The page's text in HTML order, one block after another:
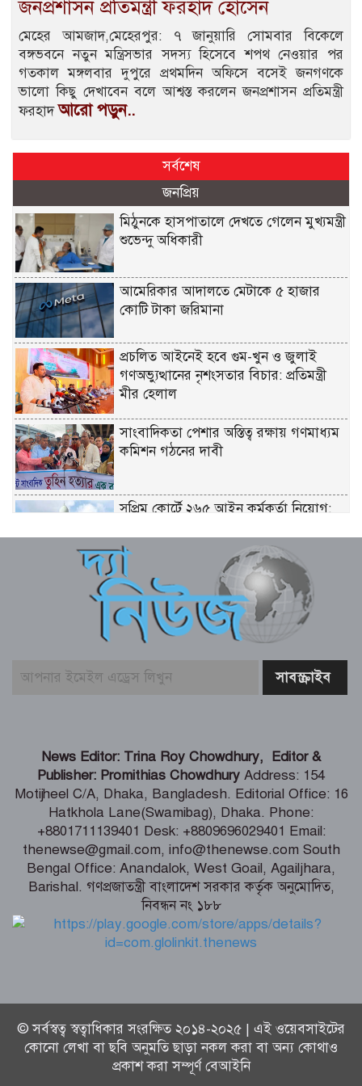
জনপ্রশাসন প্রতিমন্ত্রী ফরহাদ হোসেন
মেহের আমজাদ,মেহেরপুর: ৭ জানুয়ারি সোমবার বিকেলে
বঙ্গভবনে নতুন মন্ত্রিসভার সদস্য হিসেবে শপথ নেওয়ার পর
গতকাল মঙ্গলবার দুপুরে প্রথমদিন অফিসে বসেই জনগণকে
ভালো কিছু দেখাবেন বলে আশ্বস্ত করলেন জনপ্রশাসন প্রতিমন্ত্রী
ফরহাদআরো পড়ুন..
সর্বশেষ
জনপ্রিয়
মিঠুনকে হাসপাতালে দেখতে গেলেন মুখ্যমন্ত্রী
শুভেন্দু অধিকারী
আমেরিকার আদালতে মেটাকে ৫ হাজার
কোটি টাকা জরিমানা
প্রচলিত আইনেই হবে গুম-খুন ও জুলাই
গণঅভ্যুত্থানের নৃশংসতার বিচার: প্রতিমন্ত্রী
মীর হেলাল
সাংবাদিকতা পেশার অস্তিত্ব রক্ষায় গণমাধ্যম
কমিশন গঠনের দাবী
সুপ্রিম কোর্টে ২৬৫ আইন কর্মকর্তা নিয়োগ:
ইতালি যাওয়ার পথে লিবিয়ায় বন্দি যুবক,
দেড় বছর ধরে নেই খোঁজ!
ডেপুটি স্পিকারের নামে জাল ডিও পত্র তৈরি,
এসি ল্যান্ডের বিরুদ্ধে মামলা
পরীক্ষাগার, কমবে মাদক মামলার জট –
স্বরাষ্ট্রমন্ত্রী
ফ্যাসিস্টের ভাষায় বলা হচ্ছে সরকারকে ৫
বছরও যেতে দেয়া হবে না – মির্জা ফখরুল
গণমাধ্যমের ওপর কোনো গোয়েন্দা চাপ
নেই; দাবি তথ্যমন্ত্রীর
News Editor: Trina Roy Chowdhury, Editor &
Publisher: Promithias Chowdhury Address: 154
Motijheel C/A, Dhaka, Bangladesh. Editorial Office: 16
Hatkhola Lane(Swamibag), Dhaka. Phone:
+8801711139401 Desk: +8809696029401 Email:
thenewse@gmail.com, info@thenewse.com South
Bengal Office: Anandalok, West Goail, Agailjhara,
Barishal. গণপ্রজাতন্ত্রী বাংলাদেশ সরকার কর্তৃক অনুমোদিত,
নিবন্ধন নং ১৮৮
© সর্বস্বত্ব স্বত্বাধিকার সংরক্ষিত ২০১৪-২০২৫ | এই ওয়েবসাইটের
কোনো লেখা বা ছবি অনুমতি ছাড়া নকল করা বা অন্য কোথাও
প্রকাশ করা সম্পূর্ণ বেআইনি